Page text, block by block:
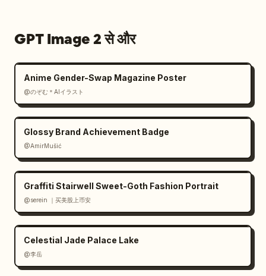
GPT Image 2 से और
Anime Gender-Swap Magazine Poster
@のぞむ＊AIイラスト
Glossy Brand Achievement Badge
@AmirMušić
Graffiti Stairwell Sweet-Goth Fashion Portrait
@serein ｜买美股上币安
Celestial Jade Palace Lake
@李岳